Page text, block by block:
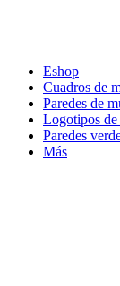
Eshop
Cuadros de
Paredes de
Logotipos de
Paredes
Más